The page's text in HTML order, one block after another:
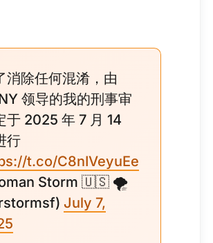
消除任何混淆，由
领导的我的刑事审
于 2025 年 7 月 14
行
t.co/C8nIVeyuEe
Storm 🇺🇸 🌪️
July 7,